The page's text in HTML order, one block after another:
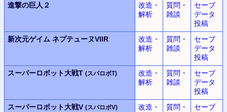
進撃の巨人２
改造・
解析
質問・
雑談
セーブ
データ
投稿
新次元ゲイム ネプテューヌVIIR
改造・
解析
質問・
雑談
セーブ
データ
投稿
スーパーロボット大戦T (スパロボT)
改造・
解析
質問・
雑談
セーブ
データ
投稿
スーパーロボット大戦V (スパロボV)
改造・
質問・
セーブ